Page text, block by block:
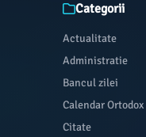
Categorii
Actualitate
Administratie
Bancul zilei
Calendar Ortodox
Citate